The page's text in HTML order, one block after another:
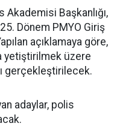
Başkanlığı,
Dönem PMYO Giriş
açıklamaya göre,
yetiştirilmek üzere
gerçekleştirilecek.
adaylar, polis